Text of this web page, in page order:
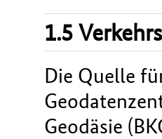
1.5
Die Quelle
Geodäsie